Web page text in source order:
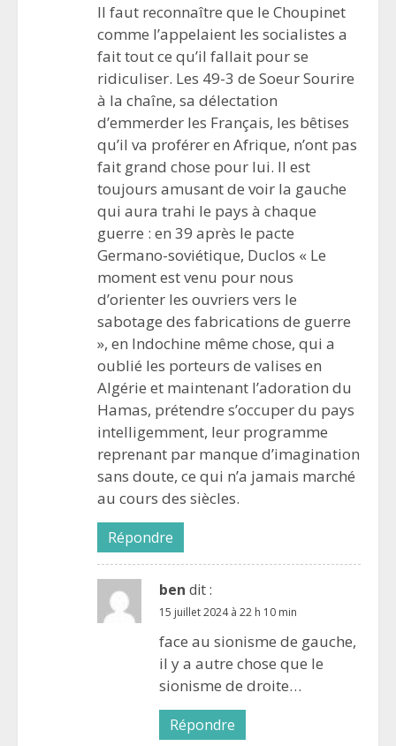
Il faut reconnaître que le Choupinet
comme l’appelaient les socialistes a
fait tout ce qu’il fallait pour se
ridiculiser. Les 49-3 de Soeur Sourire
à la chaîne, sa délectation
d’emmerder les Français, les bêtises
qu’il va proférer en Afrique, n’ont pas
fait grand chose pour lui. Il est
toujours amusant de voir la gauche
qui aura trahi le pays à chaque
guerre : en 39 après le pacte
Germano-soviétique, Duclos « Le
moment est venu pour nous
d’orienter les ouvriers vers le
sabotage des fabrications de guerre
», en Indochine même chose, qui a
oublié les porteurs de valises en
Algérie et maintenant l’adoration du
Hamas, prétendre s’occuper du pays
intelligemment, leur programme
reprenant par manque d’imagination
sans doute, ce qui n’a jamais marché
au cours des siècles.
Répondre
ben dit :
15 juillet 2024 à 22 h 10 min
face au sionisme de gauche,
il y a autre chose que le
sionisme de droite…
Répondre